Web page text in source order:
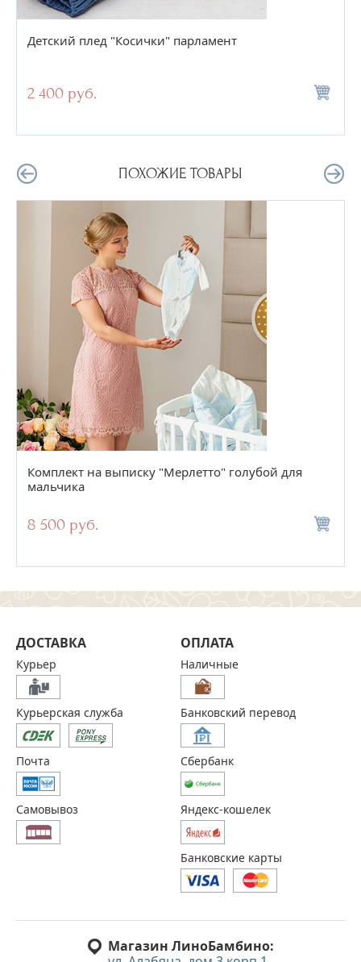
Детский плед "Косички" парламент
2 400 руб.
ПОХОЖИЕ ТОВАРЫ
Комплект на выписку "Мерлетто" голубой для
мальчика
8 500 руб.
Магазин ЛиноБамбино:
ДОСТАВКА
Курьер
Курьерская служба
Почта
Самовывоз
ОПЛАТА
Наличные
Банковский перевод
Сбербанк
Яндекс-кошелек
Банковские карты